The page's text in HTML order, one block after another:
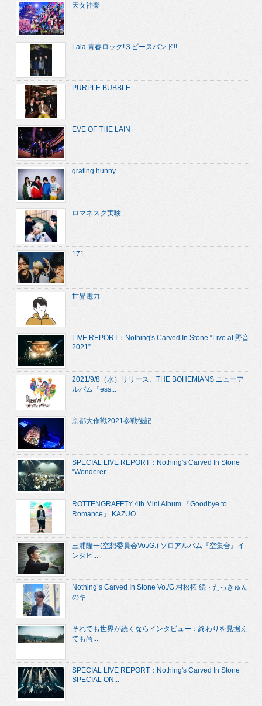
天女神樂
Lala 青春ロック!３ピースバンド!!
PURPLE BUBBLE
EVE OF THE LAIN
grating hunny
ロマネスク実験
171
世界電力
LIVE REPORT：Nothing's Carved In Stone “Live at 野音
2021”...
2021/9/8（水）リリース、THE BOHEMIANS ニューア
ルバム『ess...
京都大作戦2021参戦後記
SPECIAL LIVE REPORT：Nothing's Carved In Stone
“Wonderer ...
ROTTENGRAFFTY 4th Mini Album 『Goodbye to
Romance』 KAZUO...
三浦隆一(空想委員会Vo./G.) ソロアルバム『空集合』イ
ンタビ...
Nothing’s Carved In Stone Vo./G.村松拓 続・たっきゅん
のキ...
それでも世界が続くならインタビュー：終わりを見据え
ても尚...
SPECIAL LIVE REPORT：Nothing's Carved In Stone
SPECIAL ON...